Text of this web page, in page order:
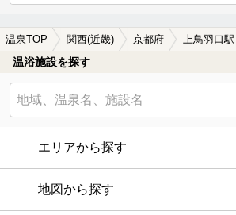
温泉TOP 関西(近畿) 京都府 上鳥羽口駅
温浴施設を探す
エリアから探す
地図から探す